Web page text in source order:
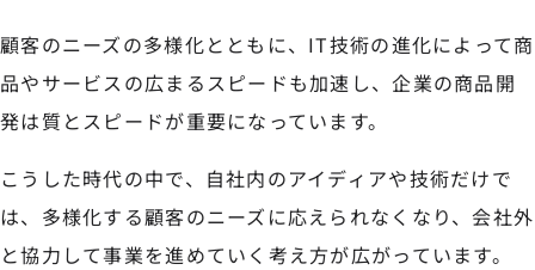
顧客のニーズの多様化とともに、IT技術の進化によって商
品やサービスの広まるスピードも加速し、企業の商品開
発は質とスピードが重要になっています。
こうした時代の中で、自社内のアイディアや技術だけで
は、多様化する顧客のニーズに応えられなくなり、会社外
と協力して事業を進めていく考え方が広がっています。